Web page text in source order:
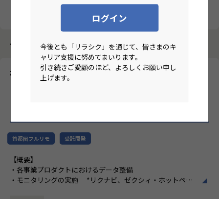
ログイン
今後とも「リラシク」を通じて、皆さまのキ
ャリア支援に努めてまいります。
引き続きご愛顧のほど、よろしくお願い申し
上げます。
4184件中 2861件～2870件
株式会社ニジボックス
首都圏フルリモ 受託開発
【概要】
・各事業プロダクトにおけるデータ整備
・モニタリングの実施 *リクナビ、ゼクシィ・ホットペッ